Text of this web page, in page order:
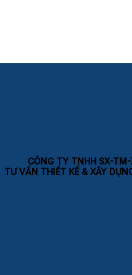
CÔNG TY TNHH SX-TM-
TƯ VẤN THIẾT KẾ & XÂY